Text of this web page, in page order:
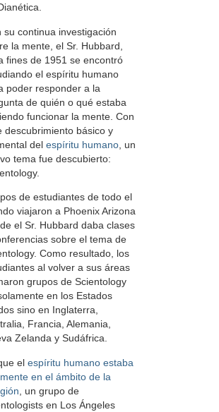
su continua investigación
la mente, el Sr. Hubbard,
fines de 1951 se encontró
el espíritu humano
poder responder a la
de quién o qué estaba
funcionar la mente. Con
descubrimiento básico y
del espíritu humano , un
tema fue descubierto:
de estudiantes de todo el
viajaron a Phoenix Arizona
el Sr. Hubbard daba clases
sobre el tema de
Como resultado, los
al volver a sus áreas
grupos de Scientology
en los Estados
sino en Inglaterra,
Francia, Alemania,
Zelanda y Sudáfrica.
el espíritu humano estaba
en el ámbito de la
, un grupo de
en Los Ángeles